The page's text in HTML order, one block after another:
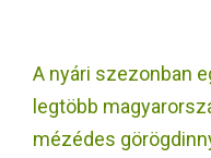
R
A nyári szezonban
legtöbb
mézédes